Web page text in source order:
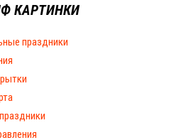
КАРТИНКИ
праздники